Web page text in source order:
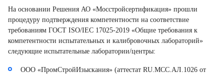
На основании Решения АО «Мосстройсертификация» прошли
процедуру подтверждения компетентности на соответствие
требованиям ГОСТ ISO/IEC 17025-2019 «Общие требования к
компетентности испытательных и калибровочных лабораторий»
следующие испытательные лаборатории/центры:
ООО «ПромСтройИзыскания» (аттестат RU.MCC.АЛ.1026 от